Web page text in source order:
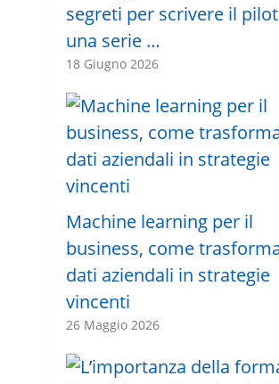
segreti per scrivere il
una serie …
18 Giugno 2026
Machine learning per il
business, come
dati aziendali in strategie
vincenti
26 Maggio 2026